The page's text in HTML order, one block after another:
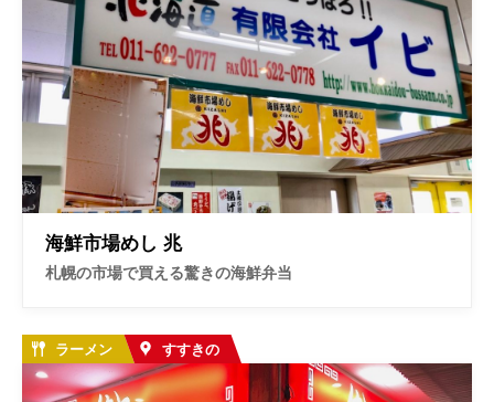
海鮮市場めし 兆
札幌の市場で買える驚きの海鮮弁当
ラーメン すすきの